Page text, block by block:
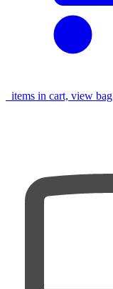
items in cart, view bag